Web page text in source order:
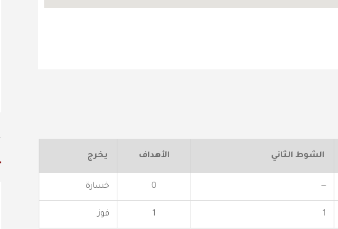
الشوط الثاني الأهداف يخرج
—
0 خسارة
1
1 فوز